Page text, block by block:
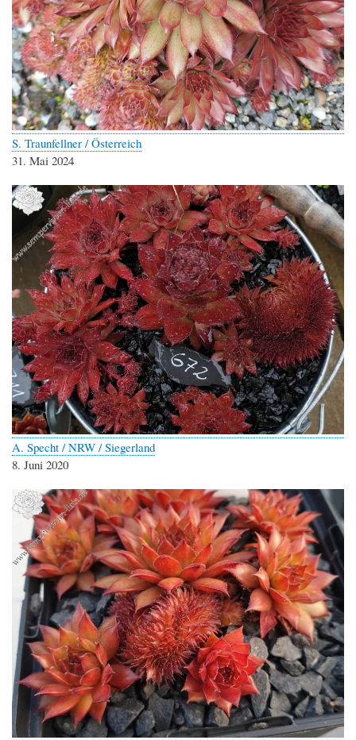
S. Traunfellner / Österreich
31. Mai 2024
A. Specht / NRW / Siegerland
8. Juni 2020